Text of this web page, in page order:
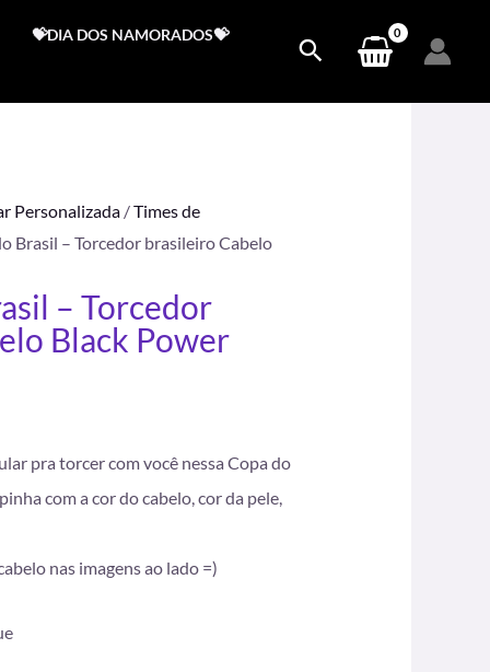
💝DIA DOS NAMORADOS💝
Personalizada /Times de
Brasil – Torcedor brasileiro Cabelo
– Torcedor
Black Power
pra torcer com você nessa Copa do
com a cor do cabelo, cor da pele,
nas imagens ao lado =)